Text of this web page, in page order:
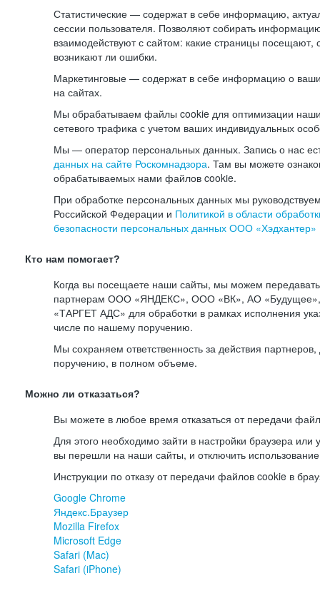
Статистические — содержат в себе информацию,
сессии пользователя. Позволяют собирать
взаимодействуют с сайтом: какие страницы посещают,
возникают ли ошибки.
Маркетинговые — содержат в себе информацию о
на сайтах.
Мы обрабатываем файлы cookie для оптимизации
сетевого трафика с учетом ваших индивидуальных
Мы — оператор персональных данных. Запись о нас
данных на сайте Роскомнадзора. Там вы можете
обрабатываемых нами файлов cookie.
При обработке персональных данных мы
Российской Федерации и Политикой в области
безопасности персональных данных ООО «Хэдхантер»
Кто нам помогает?
Когда вы посещаете наши сайты, мы можем
партнерам ООО «ЯНДЕКС», ООО «ВК», АО
«ТАРГЕТ АДС» для обработки в рамках исполнения
числе по нашему поручению.
Мы сохраняем ответственность за действия
поручению, в полном объеме.
Можно ли отказаться?
Вы можете в любое время отказаться от передачи
Для этого необходимо зайти в настройки браузера или
вы перешли на наши сайты, и отключить
Инструкции по отказу от передачи файлов cookie в
Google Chrome
Яндекс.Браузер
Mozilla Firefox
Microsoft Edge
Safari (Mac)
Safari (iPhone)